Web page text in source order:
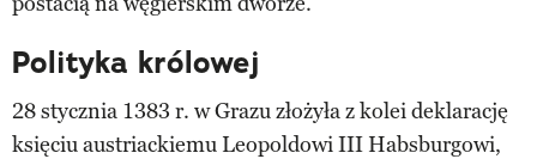
Polityka królowej
28 stycznia 1383 r. w Grazu złożyła z kolei deklarację
księciu austriackiemu Leopoldowi III Habsburgowi,